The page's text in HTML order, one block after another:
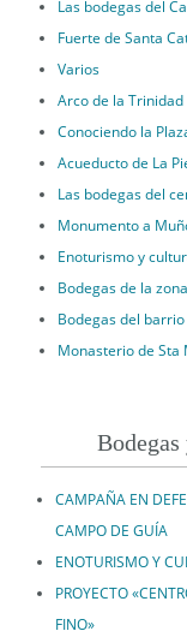
Las bodegas del
Fuerte de Santa
Varios
Arco de la Trinidad
Conociendo la
Acueducto de La
Las bodegas del
Monumento a
Enoturismo y
Bodegas de la
Bodegas del
Monasterio de Sta
CAMPAÑA EN
CAMPO DE GUÍA
ENOTURISMO Y
PROYECTO
FINO»